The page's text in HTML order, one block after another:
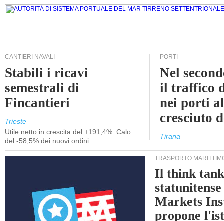
CANTIERI NAVALI
Stabili i ricavi
semestrali di
Fincantieri
Trieste
Utile netto in crescita del +191,4%. Calo
del -58,5% dei nuovi ordini
PORTI
Nel
il traffico
nei porti
cresciuto
Tirana
TRASPORTO
Il think
Markets
propone